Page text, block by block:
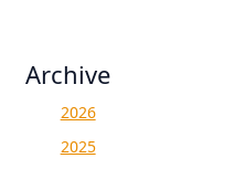
Archive
2026
2025